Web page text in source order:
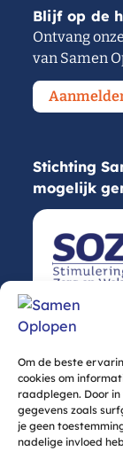
Om de beste
cookies om
raadplegen. Door
gegevens zoals
je geen
nadelige invloed
Blijf op de
Ontvang
van Samen
Stichting
mogelijk